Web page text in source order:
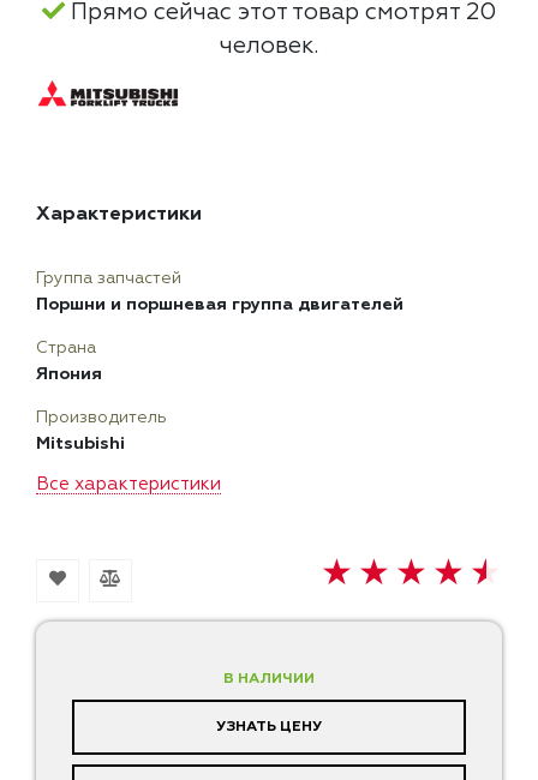
В НАЛИЧИИ
УЗНАТЬ ЦЕНУ
Прямо сейчас этот товар смотрят 20
человек.
Характеристики
Все характеристики
Группа запчастей
Поршни и поршневая группа двигателей
Страна
Япония
Производитель
Mitsubishi